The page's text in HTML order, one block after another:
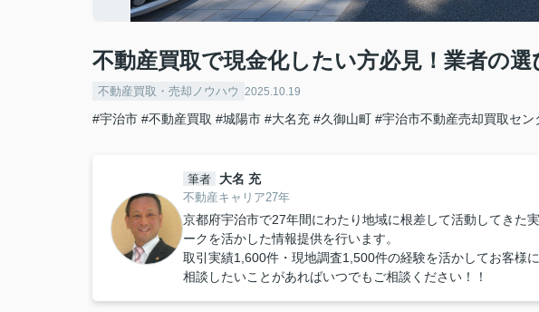
不動産買取で現金化したい方必見！業者の
不動産買取・売却ノウハウ 2025.10.19
#宇治市 #不動産買取 #城陽市 #大名充 #久御山町 #宇治市不動産売却買取セン
筆者 大名 充
不動産キャリア27年
京都府宇治市で27年間にわたり地域に根差して活動してきた
ークを活かした情報提供を行います。
取引実績1,600件・現地調査1,500件の経験を活かしてお客様
相談したいことがあればいつでもご相談ください！！